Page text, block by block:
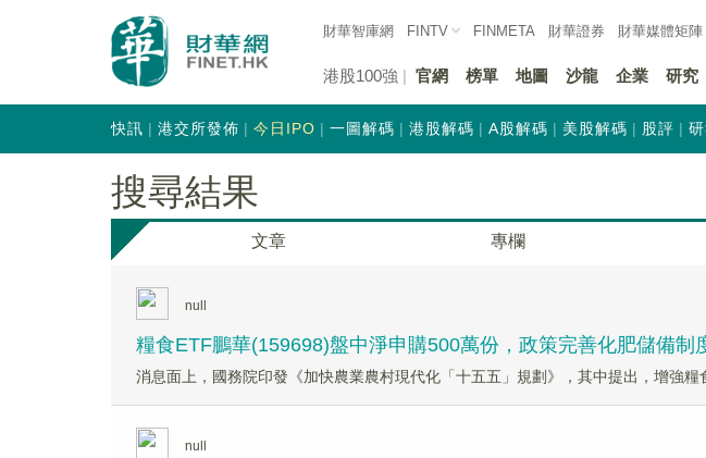
財華智庫網 FINTV FINMETA 財華證券 財華媒體矩陣
港股100強 官網 榜單 地圖 沙龍 企業 研究
快訊 港交所發佈 今日IPO 一圖解碼 港股解碼 A股解碼 美股解碼 股評
搜尋結果
文章 專欄
null
糧食ETF鵬華(159698)盤中淨申購500萬份，政策完善化肥儲備制
消息面上，國務院印發《加快農業農村現代化「十五五」規劃》，其中提出，增強糧
null